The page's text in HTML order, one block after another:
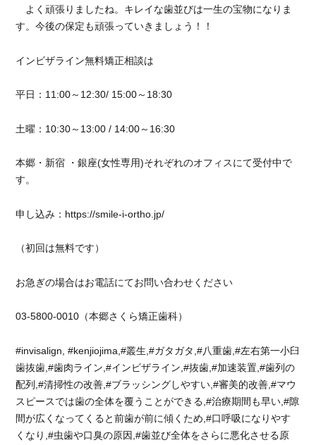
手
し
よく頑張りましたね。キレイな歯並びは一生の宝物になりま
す。今後の保定も頑張っていきましょう！！
インビザライン無料矯正相談は
平日：11:00～12:30/ 15:00～18:30
土曜：10:30～13:00 / 14:00～16:30
本郷・新宿 ・銀座(女性専用)それぞれのオフィスにて受付中で
す。
申し込み：https://smile-i-ortho.jp/
（初回は無料です）
お急ぎの場合はお電話にてお問い合わせください
03-5800-0010（本郷さくら矯正歯科）
#invisalign, #kenjiojima,#叢生,#ガタガタ,#八重歯,#左右第一小臼
歯抜歯,#歯肉ライン,#インビザライン,#抜歯,#加速装置,#歯列の
配列,#清掃性の改善,#ブラッシングしやすい,#審美的改善,#マウ
スピースでは歯の全体を覆うことができる,#治療期間も早い,#隙
間が広くなってくると前歯が前に傾くため,#口呼吸になりやす
くなり,#虫歯や口臭の原因,#歯並び全体をさらに悪化させる原